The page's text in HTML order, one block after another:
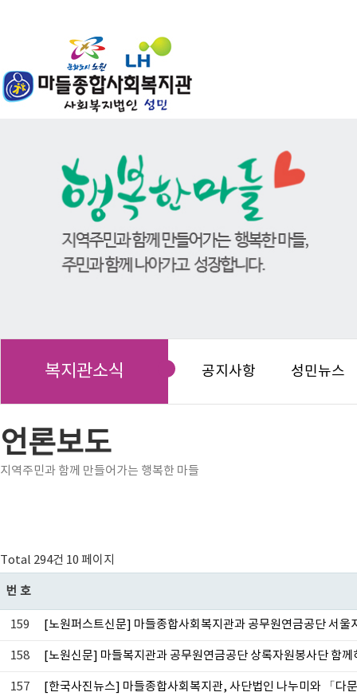
복지관소식 공지사항 성민뉴스
언론보도
지역주민과 함께 만들어가는 행복한 마들
Total 294건 10 페이지
번호
159 [노원퍼스트신문] 마들종합사회복지관과 공무원연금공단 서울
158 [노원신문] 마들복지관과 공무원연금공단 상록자원봉사단 함
157 [한국사진뉴스] 마들종합사회복지관, 사단법인 나누미와 「